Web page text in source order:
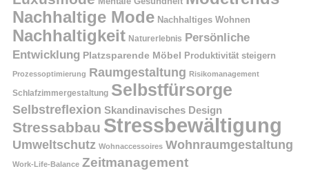
Nachhaltige Mode Nachhaltiges Wohnen
Nachhaltigkeit Naturerlebnis Persönliche
Entwicklung Platzsparende Möbel Produktivität steigern
Prozessoptimierung Raumgestaltung Risikomanagement
Schlafzimmergestaltung Selbstfürsorge
Selbstreflexion Skandinavisches Design
Stressabbau Stressbewältigung
Umweltschutz Wohnaccessoires Wohnraumgestaltung
Work-Life-Balance Zeitmanagement